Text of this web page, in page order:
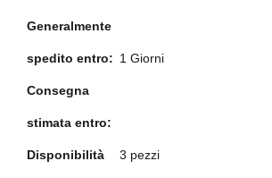
Generalmente
spedito entro: 1 Giorni
Consegna
stimata entro:
Disponibilità 3 pezzi